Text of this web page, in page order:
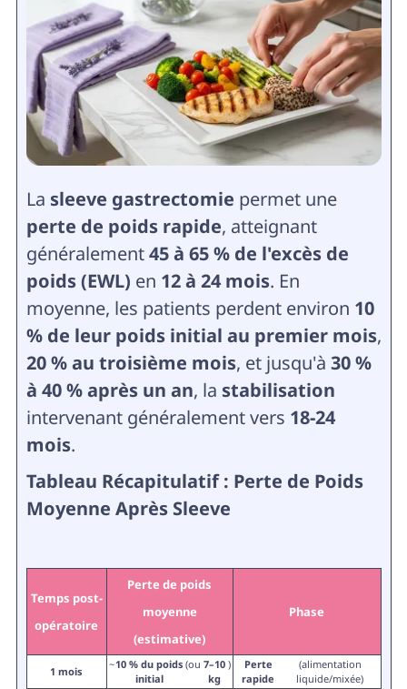
La sleeve gastrectomie permet une
perte de poids rapide, atteignant
généralement45 à 65 % de l'excès de
poids (EWL) en 12 à 24 mois. En
moyenne, les patients perdent environ 10
% de leur poids initial au premier mois,
20 % au troisième mois, et jusqu'à 30 %
à 40 % après un an, la stabilisation
intervenant généralement vers 18-24
mois.
Tableau Récapitulatif : Perte de Poids
Moyenne Après Sleeve
Temps post-
opératoire
Perte de poids
moyenne
(estimative)
Phase
1 mois
~10 % du poids
initial
(ou 7–10
kg
)
Perte
rapide
(alimentation
liquide/mixée)